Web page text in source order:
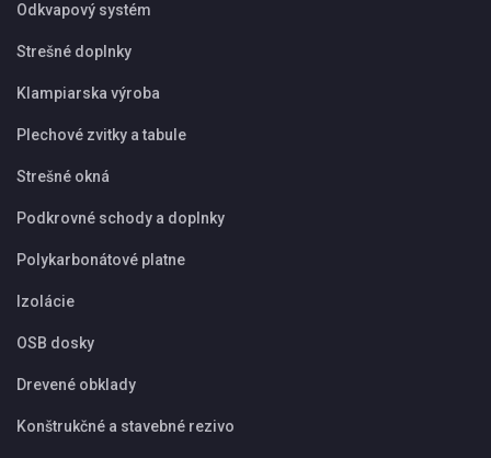
Odkvapový systém
Strešné doplnky
Klampiarska výroba
Plechové zvitky a tabule
Strešné okná
Podkrovné schody a doplnky
Polykarbonátové platne
Izolácie
OSB dosky
Drevené obklady
Konštrukčné a stavebné rezivo